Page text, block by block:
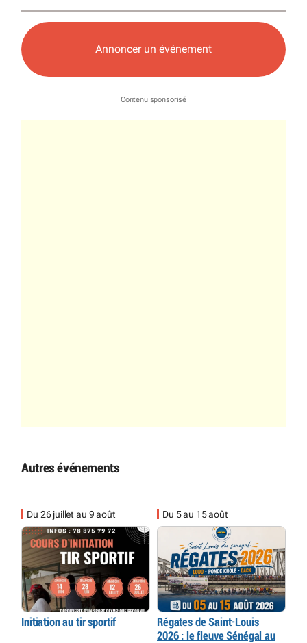
Annoncer un événement
Autres événements
Du 26 juillet au 9 août
Initiation au tir sportif
Du 5 au 15 août
Régates de Saint-Louis
2026 : le fleuve Sénégal au